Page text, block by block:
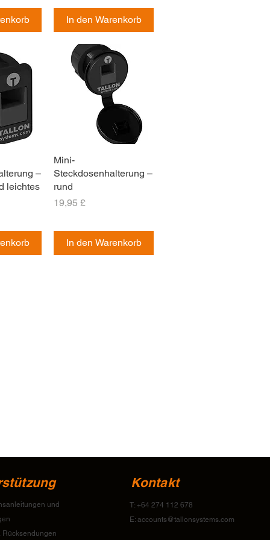
In den Warenkorb
–
leichtes
Mini-
Steckdosenhalterung –
rund
Preis
19,95 £
In den Warenkorb
und
Rücksendungen
Kontakt
T: +64 274 112 678
E: accounts@tallonsystems.com